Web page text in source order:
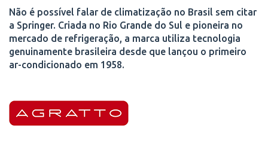
Não é possível falar de climatização no Brasil sem citar
a Springer. Criada no Rio Grande do Sul e pioneira no
mercado de refrigeração, a marca utiliza tecnologia
genuinamente brasileira desde que lançou o primeiro
ar-condicionado em 1958.